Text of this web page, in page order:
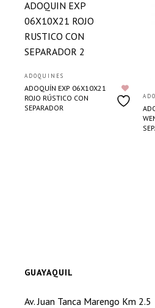
ADOQUINES
ADOQUÍN EXP 06X10X21
ROJO RÚSTICO CON
SEPARADOR
GUAYAQUIL
Av. Juan Tanca Marengo Km 2.5